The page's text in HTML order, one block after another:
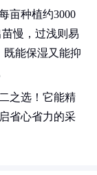
亩种植约3000
慢，过浅则易
既能保湿又能抑
之选！它能精
省心省力的采